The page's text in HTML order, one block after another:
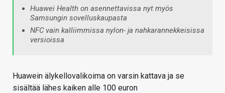
Huawei Health on asennettavissa nyt myös
Samsungin sovelluskaupasta
NFC vain kalliimmissa nylon- ja nahkarannekkeisissa
versioissa
Huawein älykellovalikoima on varsin kattava ja se
sisältää lähes kaiken alle 100 euron